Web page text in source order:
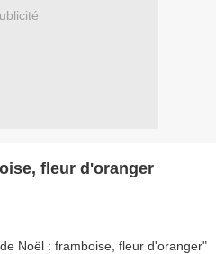
fleur d'oranger